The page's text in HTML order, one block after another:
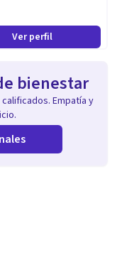
Ver perfil
bienestar
Empatía y